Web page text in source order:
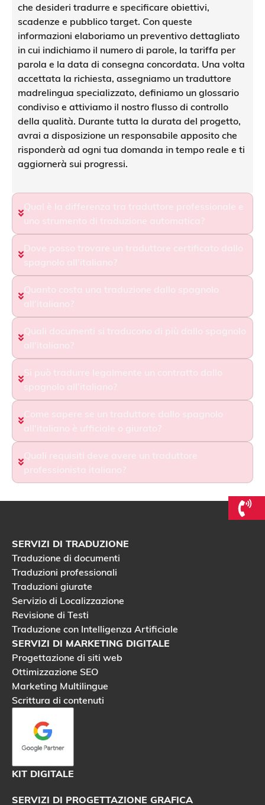
Hche desideri tradurre e specificare obiettivi,
scadenze e pubblico target. Con queste
informazioni elaboriamo un preventivo dettagliato
in cui indichiamo il numero di parole, la tariffa per
parola e la data di consegna concordata. Una volta
accettata la richiesta, assegniamo un traduttore
madrelingua specializzato, definiamo un glossario
condiviso e attiviamo il nostro flusso di controllo
della qualità. Durante tutta la durata del progetto,
avrai a disposizione un responsabile apposito che
risponderà ad ogni tua domanda in tempo reale e ti
aggiornerà sui progressi.
Qual è la differenza tra traduttore professionale e
uno strumento di traduzione automatica?
Dove posso trovare un traduttore certificato dallo
spagnolo all'italiano?
Quanto costa una traduzione dallo spagnolo
all'italiano?
Quali documenti si traducono di più dallo spagnolo
all'italiano?
Si può tradurre legalmente un contratto dallo
spagnolo all'italiano?
Come sapere se un traduttore dallo spagnolo
all'italiano è ufficiale o giurato?
Quali requisiti deve avere un traduttore
professionista italiano?
SERVIZI DI TRADUZIONE
Traduzione di documenti
Traduzioni professionali
Traduzioni giurate
Servizio di Localizzazione
Revisione di Testi
Traduzione con Intelligenza Artificiale
SERVIZI DI MARKETING DIGITALE
Progettazione di siti web
Ottimizzazione SEO
Marketing Multilingue
Scrittura di contenuti
KIT DIGITALE
SERVIZI DI PROGETTAZIONE GRAFICA